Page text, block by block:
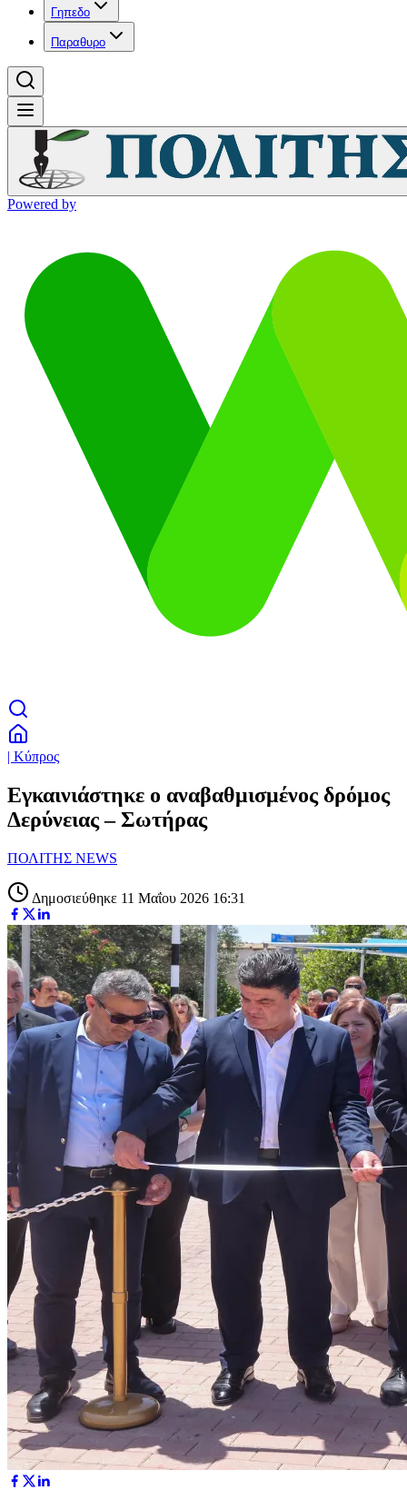
Γηπεδο
Παραθυρο
Powered by
| Κύπρος
Εγκαινιάστηκε ο αναβαθμισμένος δρόμος
Δερύνειας – Σωτήρας
ΠΟΛΙΤΗΣ NEWS
Δημοσιεύθηκε 11 Μαΐου 2026 16:31